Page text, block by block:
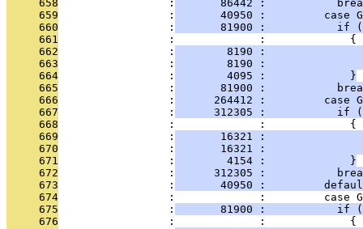
     658
                 :
86442 :
     659
                 :
40950 :         case
     660
                 :
81900 :           if
     661
                 :             :             {
     662
                 :
8190 :
     663
                 :
8190 :
     664
                 :
        4095 :             }
     665
                 :
81900 :
     666
                 :
264412 :         case
     667
                 :
312305 :           if
     668
                 :             :             {
     669
                 :
16321 :
     670
                 :
16321 :
     671
                 :
        4154 :             }
     672
                 :
312305 :
     673
                 :
40950 :
     674
:             :         case
     675
                 :
81900 :           if
     676
                 :             :             {